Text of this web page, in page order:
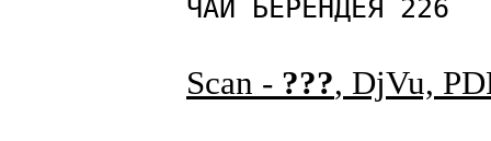
ЧАЙ БЕРЕНДЕЯ 226
Scan - ???, DjVu,